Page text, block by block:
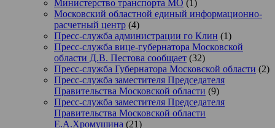
Министерство транспорта МО (1)
Московский областной единый информационно-
расчетный центр (4)
Пресс-служба администрации го Клин (1)
Пресс-служба вице-губернатора Московской
области Д.В. Пестова сообщает (32)
Пресс-служба Губернатора Московской области (2)
Пресс-служба заместителя Председателя
Правительства Московской области (9)
Пресс-служба заместителя Председателя
Правительства Московской области
Е.А.Хромушина (21)